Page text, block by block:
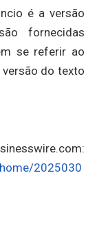
é a versão
fornecidas
se referir ao
do texto
2025030